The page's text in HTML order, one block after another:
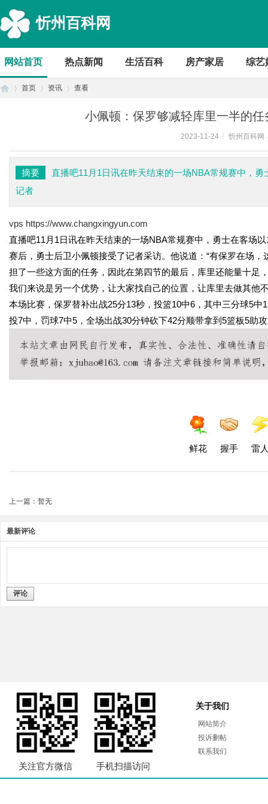
忻州百科网
网站首页 热点新闻 生活百科 房产家居 综艺
首页 资讯 查看
小佩顿：保罗够减轻库里一半的
2023-11-24 / 忻州百科网
摘要
直播吧11月1日讯在昨天结束的一场NBA常规赛中，
记者
vps https://www.changxingyun.com
直播吧11月1日讯在昨天结束的一场NBA常规赛中，勇士在客场
赛后，勇士后卫小佩顿接受了记者采访。他说道：“有保罗在场
担了一些这方面的任务，因此在第四节的最后，库里还能量十足
我们来说是另一个优势，让大家找自己的位置，让库里去做其他
本场比赛，保罗替补出战25分13秒，投篮10中6，其中三分球5
投7中，罚球7中5，全场出战30分钟砍下42分顺带拿到5篮板5助
鲜花 握手 雷
上一篇：暂无
最新评论
评论
关注官方微信 手机扫描访问
关于我们
网站简介
投诉删帖
联系我们